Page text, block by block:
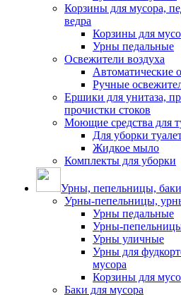
Корзины для мусора,
ведра
Корзины для
Урны педальные
Освежители воздуха
Автоматические
Ручные
Ершики для унитаза,
прочистки стоков
Моющие средства для
Для уборки
Жидкое мыло
Комплекты для уборки
Урны, пепельницы,
Урны-пепельницы,
Урны педальные
Урны-
Урны уличные
Урны для
мусора
Корзины для
Баки для мусора